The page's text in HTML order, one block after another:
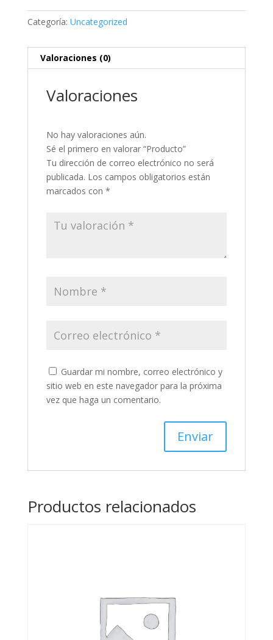
Categoría: Uncategorized
Valoraciones (0)
Valoraciones
No hay valoraciones aún.
Sé el primero en valorar “Producto”
Tu dirección de correo electrónico no será
publicada. Los campos obligatorios están
marcados con *
Guardar mi nombre, correo electrónico y
sitio web en este navegador para la próxima
vez que haga un comentario.
Productos relacionados